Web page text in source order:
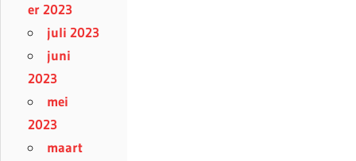
er 2023
juli 2023
juni
2023
mei
2023
maart